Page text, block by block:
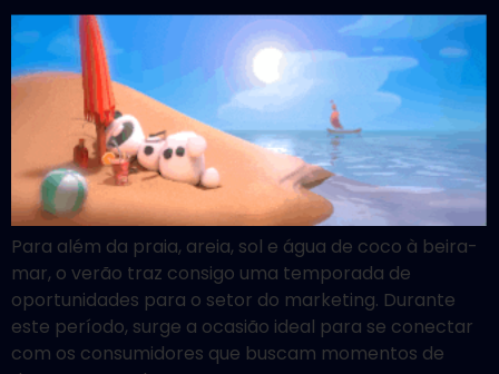
Para além da praia, areia, sol e água de coco à beira-
mar, o verão traz consigo uma temporada de
oportunidades para o setor do marketing. Durante
este período, surge a ocasião ideal para se conectar
com os consumidores que buscam momentos de